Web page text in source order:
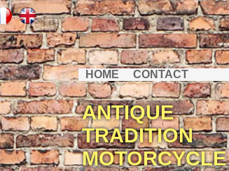
HOME CONTACT
ANTIQUE
TRADITION
MOTORCYCLE